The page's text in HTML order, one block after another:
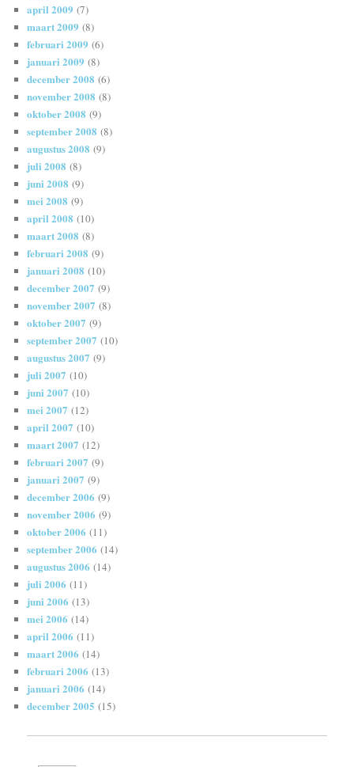
april 2009 (7)
maart 2009 (8)
februari 2009 (6)
januari 2009 (8)
december 2008 (6)
november 2008 (8)
oktober 2008 (9)
september 2008 (8)
augustus 2008 (9)
juli 2008 (8)
juni 2008 (9)
mei 2008 (9)
april 2008 (10)
maart 2008 (8)
februari 2008 (9)
januari 2008 (10)
december 2007 (9)
november 2007 (8)
oktober 2007 (9)
september 2007 (10)
augustus 2007 (9)
juli 2007 (10)
juni 2007 (10)
mei 2007 (12)
april 2007 (10)
maart 2007 (12)
februari 2007 (9)
januari 2007 (9)
december 2006 (9)
november 2006 (9)
oktober 2006 (11)
september 2006 (14)
augustus 2006 (14)
juli 2006 (11)
juni 2006 (13)
mei 2006 (14)
april 2006 (11)
maart 2006 (14)
februari 2006 (13)
januari 2006 (14)
december 2005 (15)